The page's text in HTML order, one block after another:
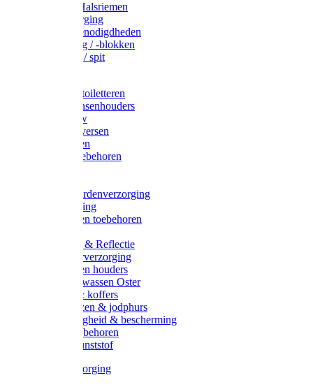
Halsters / Halsriemen
Hoefverzorging
Lammer benodigdheden
Ramdektuig / -blokken
Vastzetpen / spit
Poetsen & toiletteren
Zadel-/Trensenhouders
Halstertouw
Halsters diversen
Hoofdstellen
Zadel & toebehoren
Rapide paardenverzorging
Ruiter kleding
Hoofdstellen toebehoren
Verlichting & Reflectie
Rapide leerverzorging
Likstenen en houders
Poetsen & wassen Oster
Poetssets & koffers
Ruiter laarzen & jodphurs
Ruiter veiligheid & bescherming
Ruiter - toebehoren
Voerbak kunststof
Klauwverzorging